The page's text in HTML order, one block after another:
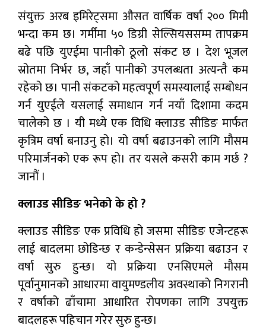
संयुक्त अरब इमिरेट्समा औसत वार्षिक वर्षा २०० मिमी
भन्दा कम छ। गर्मीमा ५० डिग्री सेल्सियससम्म तापक्रम
बढे पछि युएईमा पानीको ठूलो संकट छ । देश भूजल
स्रोतमा निर्भर छ, जहाँ पानीको उपलब्धता अत्यन्तै कम
रहेको छ। पानी संकटको महत्वपूर्ण समस्यालाई सम्बोधन
गर्न युएईले यसलाई समाधान गर्न नयाँ दिशामा कदम
चालेको छ । यी मध्ये एक विधि क्लाउड सीडिङ ​​मार्फत
कृत्रिम वर्षा बनाउनु हो। यो वर्षा बढाउनको लागि मौसम
परिमार्जनको एक रूप हो। तर यसले कसरी काम गर्छ ?
जानौं ।
क्लाउड सीडिङ ​​भनेको के हो ?
क्लाउड सीडिङ ​​एक प्रविधि हो जसमा सीडिङ ​​एजेन्टहरू
लाई बादलमा छोडिन्छ र कन्डेन्सेसन प्रक्रिया बढाउन र
वर्षा सुरु हुन्छ। यो प्रक्रिया एनसिएमले मौसम
पूर्वानुमानको आधारमा वायुमण्डलीय अवस्थाको निगरानी
र वर्षाको ढाँचामा आधारित रोपणका लागि उपयुक्त
बादलहरू पहिचान गरेर सुरु हुन्छ।